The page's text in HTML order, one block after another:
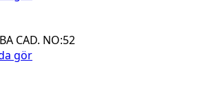
CAD. NO:52
gör